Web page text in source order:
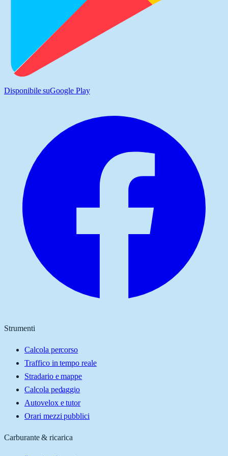
Disponibile suGoogle Play
Strumenti
Calcola percorso
Traffico in tempo reale
Stradario e mappe
Calcola pedaggio
Autovelox e tutor
Orari mezzi pubblici
Carburante & ricarica